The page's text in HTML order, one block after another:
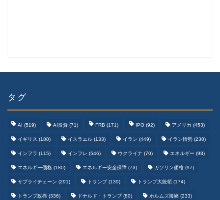
タグ
AI (519) AI投資 (71) FRB (171) IPO (92) アメリカ (453)
イギリス (180) イスラエル (133) イラン (449) イラン情勢 (230)
インフラ (115) インフレ (546) ウクライナ (70) エネルギー (98)
エネルギー価格 (180) エネルギー安全保障 (73) ガソリン価格 (97)
サプライチェーン (291) トランプ (139) トランプ大統領 (174)
トランプ政権 (336) ドナルド・トランプ (80) ホルムズ海峡 (233)